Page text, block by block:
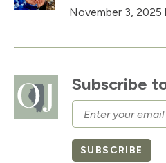
Subscribe
Email
SUBSCRIBE
November 3, 2025